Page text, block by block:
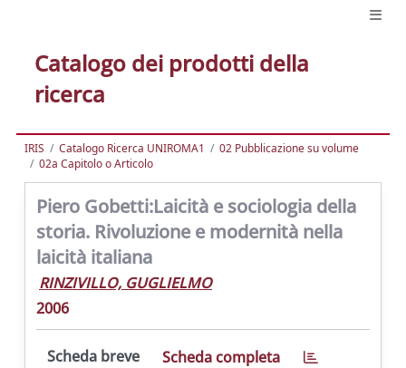
Catalogo dei prodotti della
ricerca
IRIS Catalogo Ricerca UNIROMA1
02 Pubblicazione su volume
02a Capitolo o Articolo
Piero Gobetti:Laicità e sociologia della
storia. Rivoluzione e modernità nella
laicità italiana
RINZIVILLO, GUGLIELMO
2006
Scheda breve Scheda completa